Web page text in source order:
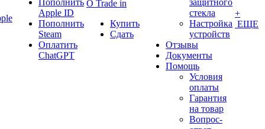
Пополнить
Apple ID
Пополнить
Steam
Оплатить
ChatGPT
О Trade in
Купить
Сдать
защитного
стекла
Настройка
устройств
Отзывы
Документы
Помощь
Условия
оплаты
Гарантия
на товар
Вопрос-
+
ЕЩЕ